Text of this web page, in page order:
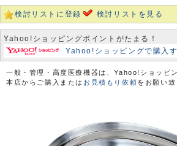
検討リストに登録 検討リストを見る
Yahoo!ショッピングポイントがたまる！
Yahoo!ショッピングで購入
一般・管理・高度医療機器は、Yahoo!ショッピ
本店からご購入または お見積もり依頼をお願い致